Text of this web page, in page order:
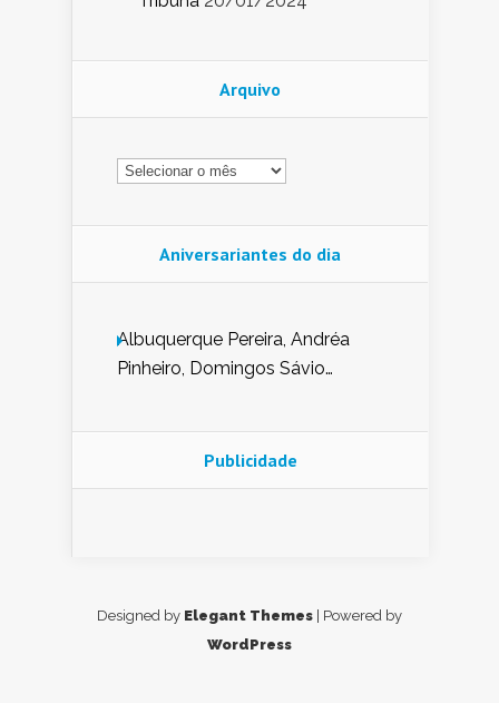
Arquivo
Arquivo
Aniversariantes do dia
Albuquerque Pereira, Andréa
Pinheiro, Domingos Sávio
Nunes de Sena, Fátima Peixoto,
Glória Pereira, Kátia Mesel,
Publicidade
Designed by Elegant Themes | Powered by
WordPress